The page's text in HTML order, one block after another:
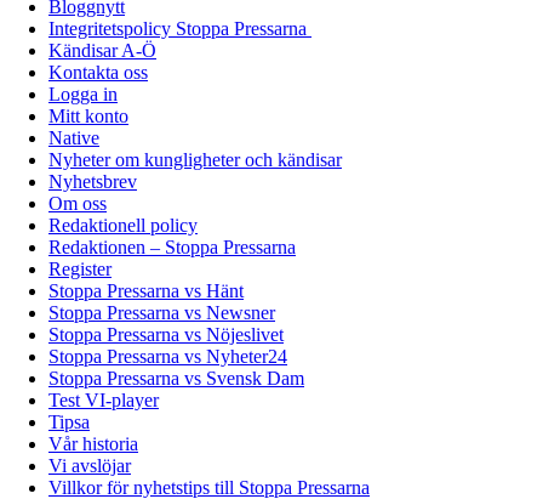
Bloggnytt
Integritetspolicy Stoppa Pressarna
Kändisar A-Ö
Kontakta oss
Logga in
Mitt konto
Native
Nyheter om kungligheter och kändisar
Nyhetsbrev
Om oss
Redaktionell policy
Redaktionen – Stoppa Pressarna
Register
Stoppa Pressarna vs Hänt
Stoppa Pressarna vs Newsner
Stoppa Pressarna vs Nöjeslivet
Stoppa Pressarna vs Nyheter24
Stoppa Pressarna vs Svensk Dam
Test VI-player
Tipsa
Vår historia
Vi avslöjar
Villkor för nyhetstips till Stoppa Pressarna